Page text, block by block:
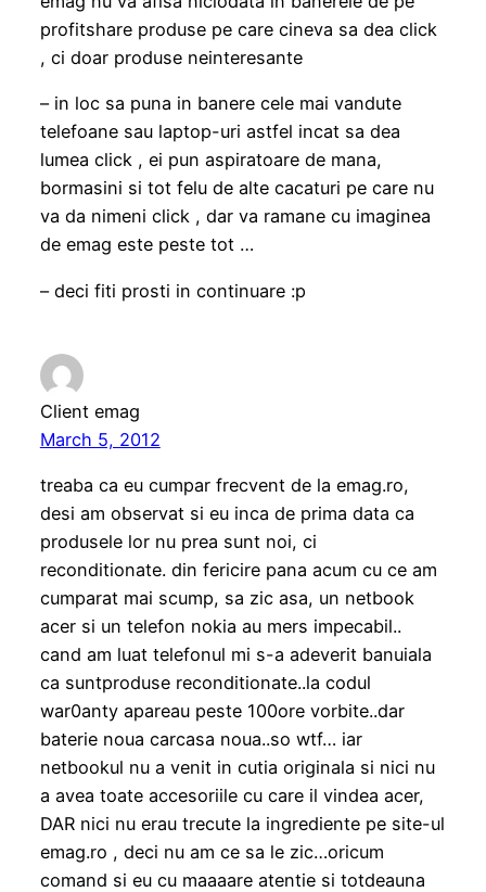
profitshare produse pe care cineva sa dea click
, ci doar produse neinteresante
– in loc sa puna in banere cele mai vandute
telefoane sau laptop-uri astfel incat sa dea
lumea click , ei pun aspiratoare de mana,
bormasini si tot felu de alte cacaturi pe care nu
va da nimeni click , dar va ramane cu imaginea
de emag este peste tot …
– deci fiti prosti in continuare :p
Client emag
March 5, 2012
treaba ca eu cumpar frecvent de la emag.ro,
desi am observat si eu inca de prima data ca
produsele lor nu prea sunt noi, ci
reconditionate. din fericire pana acum cu ce am
cumparat mai scump, sa zic asa, un netbook
acer si un telefon nokia au mers impecabil..
cand am luat telefonul mi s-a adeverit banuiala
ca suntproduse reconditionate..la codul
war0anty apareau peste 100ore vorbite..dar
baterie noua carcasa noua..so wtf… iar
netbookul nu a venit in cutia originala si nici nu
a avea toate accesoriile cu care il vindea acer,
DAR nici nu erau trecute la ingrediente pe site-ul
emag.ro , deci nu am ce sa le zic…oricum
comand si eu cu maaaare atentie si totdeauna